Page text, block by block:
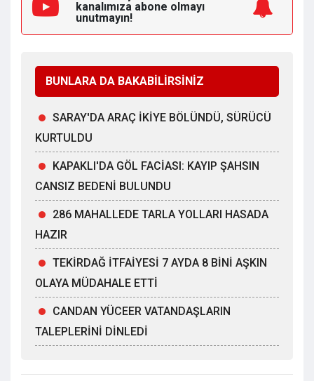
kanalımıza abone olmayı
unutmayın!
BUNLARA DA BAKABİLİRSİNİZ
SARAY'DA ARAÇ İKİYE BÖLÜNDÜ, SÜRÜCÜ
KURTULDU
KAPAKLI'DA GÖL FACİASI: KAYIP ŞAHSIN
CANSIZ BEDENİ BULUNDU
286 MAHALLEDE TARLA YOLLARI HASADA
HAZIR
TEKİRDAĞ İTFAİYESİ 7 AYDA 8 BİNİ AŞKIN
OLAYA MÜDAHALE ETTİ
CANDAN YÜCEER VATANDAŞLARIN
TALEPLERİNİ DİNLEDİ